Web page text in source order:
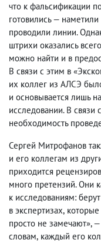
что к фальсификации
готовились —
проводили линии.
штрихи оказались
можно найти и в
В связи с этим в
их коллег из АЛСЭ
и основывается лишь
исследовании. В связи
необходимость
Сергей Митрофанов
и его коллегам из
приходится
много претензий. Они
к исследованиям:
в экспертизах,
просто не замечают»,
словам, каждый его